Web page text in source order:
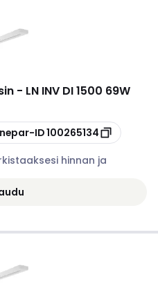
- LN INV DI 1500 69W
ID100265134
hinnan ja